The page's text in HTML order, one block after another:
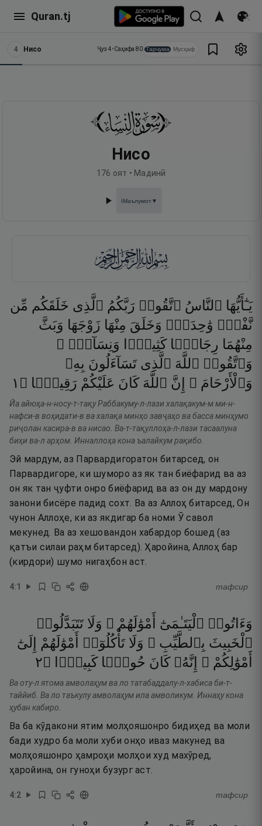
Quran.tj
4 Нисо Ҷуз 4•Саҳифа 80 Тарҷума Мусҳаф
Нисо
176 оят • Мадинӣ
ℹ️Маълумот▼
يَـٰٓأَيُّهَا ٱلنَّاسُ ٱتَّقُوا۟ رَبَّكُمُ ٱلَّذِى خَلَقَكُم مِّن
نَّفْسٍۢ وَٰحِدَةٍۢ وَخَلَقَ مِنْهَا زَوْجَهَا وَبَثَّ
مِنْهُمَا رِجَالًۭا كَثِيرًۭا
وَنِسَآءًۭ ۚ
وَٱتَّقُوا۟ ٱللَّهَ ٱلَّذِى تَسَآءَلُونَ بِهِۦ
وَٱلْأَرْحَامَ ۚ
إِنَّ ٱللَّهَ كَانَ عَلَيْكُمْ رَقِيبًۭا ۝ ١
Йа айюҳа-н-носу-т-тақу Раббакуму-л-лази халақакум-м ми-н-
нафси-в воҳидати-в ва халақа минҳо завҷаҳо ва басса минҳумо
риҷолан касира-в ва нисао. Ва-т-тақуллоҳа-л-лази тасаалуна
биҳи ва-л арҳом. Инналлоҳа кона ъалайкум рақибо.
Эй мардум, аз Парвардигоратон битарсед, он
Парвардигоре, ки шуморо аз як тан биёфарид ва аз
он як тан ҷуфти онро биёфарид ва аз он ду мардону
занони бисёре падид сохт. Ва аз Аллоҳ битарсед, Он
чунон Аллоҳе, ки аз якдигар ба номи Ӯ савол
мекунед. Ва аз хешовандон хабардор бошед (аз
қатъи силаи раҳм битарсед). Ҳаройина, Аллоҳ бар
(кирдори) шумо нигаҳбон аст.
4:1 тафсир
وَءَاتُوا۟ ٱلْيَتَـٰمَىٰٓ أَمْوَٰلَهُمْ ۖ وَلَا تَتَبَدَّلُوا۟
ٱلْخَبِيثَ بِٱلطَّيِّبِ ۖ وَلَا تَأْكُلُوٓا۟ أَمْوَٰلَهُمْ
إِلَىٰٓ
أَمْوَٰلِكُمْ ۚ إِنَّهُۥ كَانَ حُوبًۭا كَبِيرًۭا ۝٢
Ва оту-л ятома амволаҳум ва ло татабаддалу-л-хабиса би-т-
таййиб. Ва ло таъкулу амволаҳум ила амволикум. Иннаҳу кона
ҳубан кабиро.
Ва ба кӯдакони ятим молҳояшонро бидиҳед ва моли
бади худро ба моли хуби онҳо иваз макунед ва
молҳояшонро ҳамроҳи молҳои худ махӯред,
ҳаройина, он гуноҳи бузург аст.
4:2 тафсир